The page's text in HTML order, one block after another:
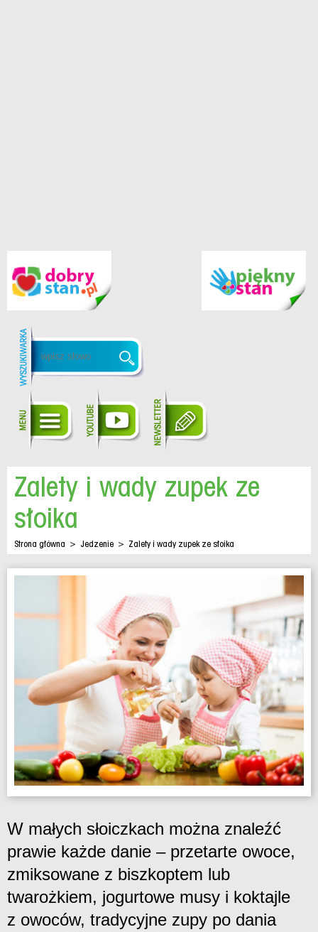
Zalety i wady zupek ze
słoika
Strona główna > Jedzenie > Zalety i wady zupek ze słoika
W małych słoiczkach można znaleźć
prawie każde danie – przetarte owoce,
zmiksowane z biszkoptem lub
twarożkiem, jogurtowe musy i koktajle
z owoców, tradycyjne zupy po dania